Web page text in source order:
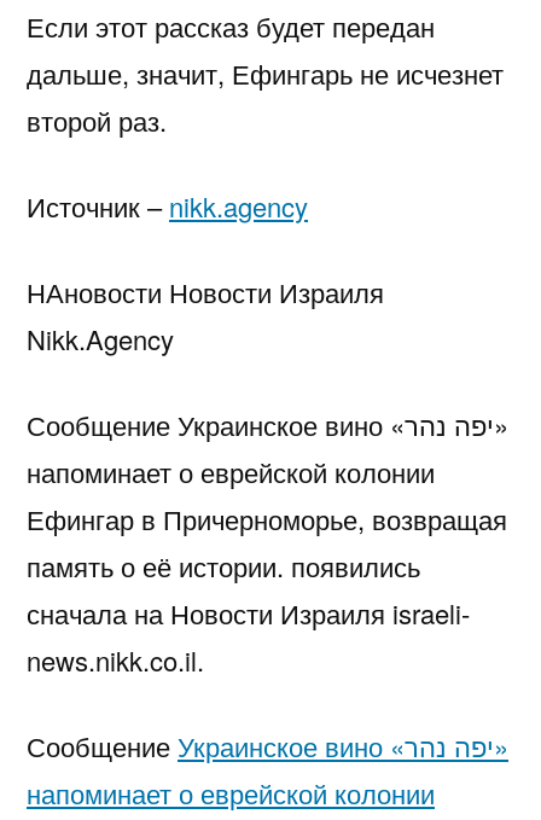
Если этот рассказ будет передан
дальше, значит, Ефингарь не исчезнет
второй раз.
Источник –nikk.agency
НАновости Новости Израиля
Nikk.Agency
Сообщение Украинское вино «יפה נהר»
напоминает о еврейской колонии
Ефингар в Причерноморье, возвращая
память о её истории. появились
сначала на Новости Израиля israeli-
news.nikk.co.il.
СообщениеУкраинское вино «יפה נהר»
напоминает о еврейской колонии